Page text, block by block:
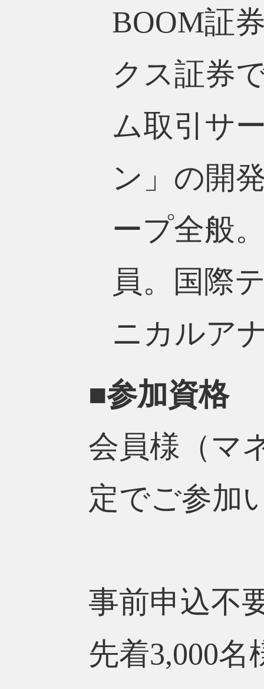
BOOM証
クス証券
ム取引サ
ン」の開
ープ全般
員。国際
ニカルア
■参加資格
会員様（マ
定でご参加
事前申込不
先着3,000